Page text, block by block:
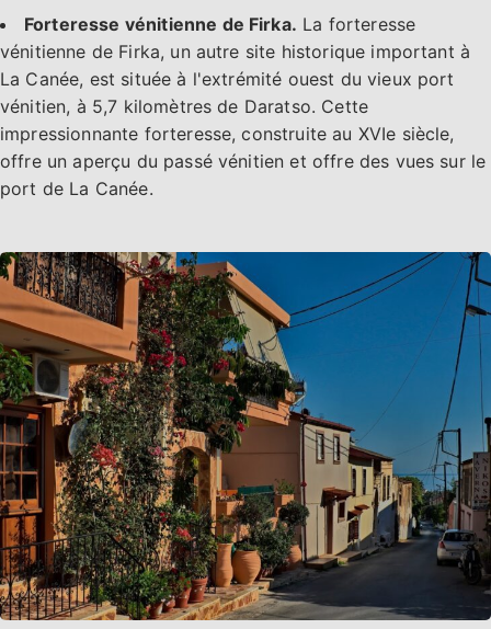
Forteresse vénitienne de Firka. La forteresse
vénitienne de Firka, un autre site historique important à
La Canée, est située à l'extrémité ouest du vieux port
vénitien, à 5,7 kilomètres de Daratso. Cette
impressionnante forteresse, construite au XVIe siècle,
offre un aperçu du passé vénitien et offre des vues sur le
port de La Canée.